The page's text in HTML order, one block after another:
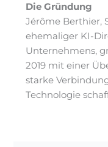
Die Gründung
Jérôme Berthier,
ehemaliger KI-
Unternehmens,
2019 mit einer
starke
Technologie